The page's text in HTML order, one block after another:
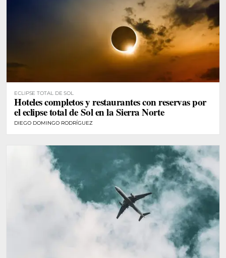
ECLIPSE TOTAL DE SOL
Hoteles completos y restaurantes con reservas por
el eclipse total de Sol en la Sierra Norte
DIEGO DOMINGO RODRÍGUEZ